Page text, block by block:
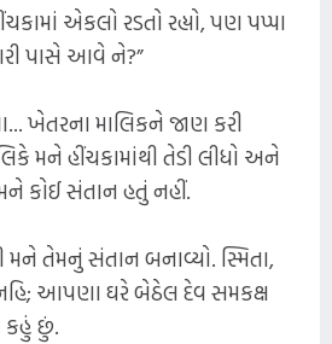
એકલો રડતો રહ્યો, પણ પપ્પા
પાસે આવે ને?”
ખેતરના માલિકને જાણ કરી
મને હીંચકામાંથી તેડી લીધો અને
કોઈ સંતાન હતું નહીં.
મને તેમનું સંતાન બનાવ્યો. સ્મિતા,
આપણા ઘરે બેઠેલ દેવ સમકક્ષ
કહું છું.